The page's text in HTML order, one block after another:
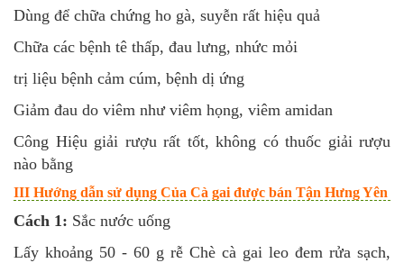
Dùng để chữa chứng ho gà, suyễn rất hiệu quả
Chữa các bệnh tê thấp, đau lưng, nhức mỏi
trị liệu bệnh cảm cúm, bệnh dị ứng
Giảm đau do viêm như viêm họng, viêm amidan
Công Hiệu giải rượu rất tốt, không có thuốc giải rượu
nào bằng
III Hướng dẫn sử dụng Của Cà gai được bán Tận Hưng Yên
Cách 1: Sắc nước uống
Lấy khoảng 50 - 60 g rễ Chè cà gai leo đem rửa sạch,